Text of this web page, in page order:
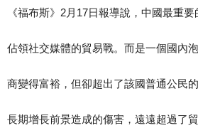
《福布斯》2月17日報導說，中國最重
佔領社交媒體的貿易戰。而是一個國內
商變得富裕，但卻超出了該國普通公民
長期增長前景造成的傷害，遠遠超過了貿